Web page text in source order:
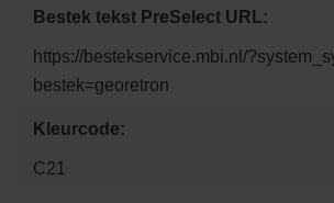
Bestek tekst PreSelect URL:
https://bestekservice.mbi.nl/
bestek=georetron
Kleurcode:
C21